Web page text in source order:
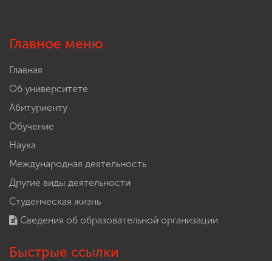
Главное меню
Главная
Об университете
Абитуриенту
Обучение
Наука
Международная деятельность
Другие виды деятельности
Студенческая жизнь
Сведения об образовательной организации
Быстрые ссылки